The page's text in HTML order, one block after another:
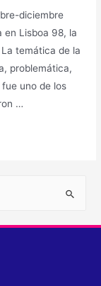
diciembre
en Lisboa 98, la
temática de la
problemática,
uno de los
…